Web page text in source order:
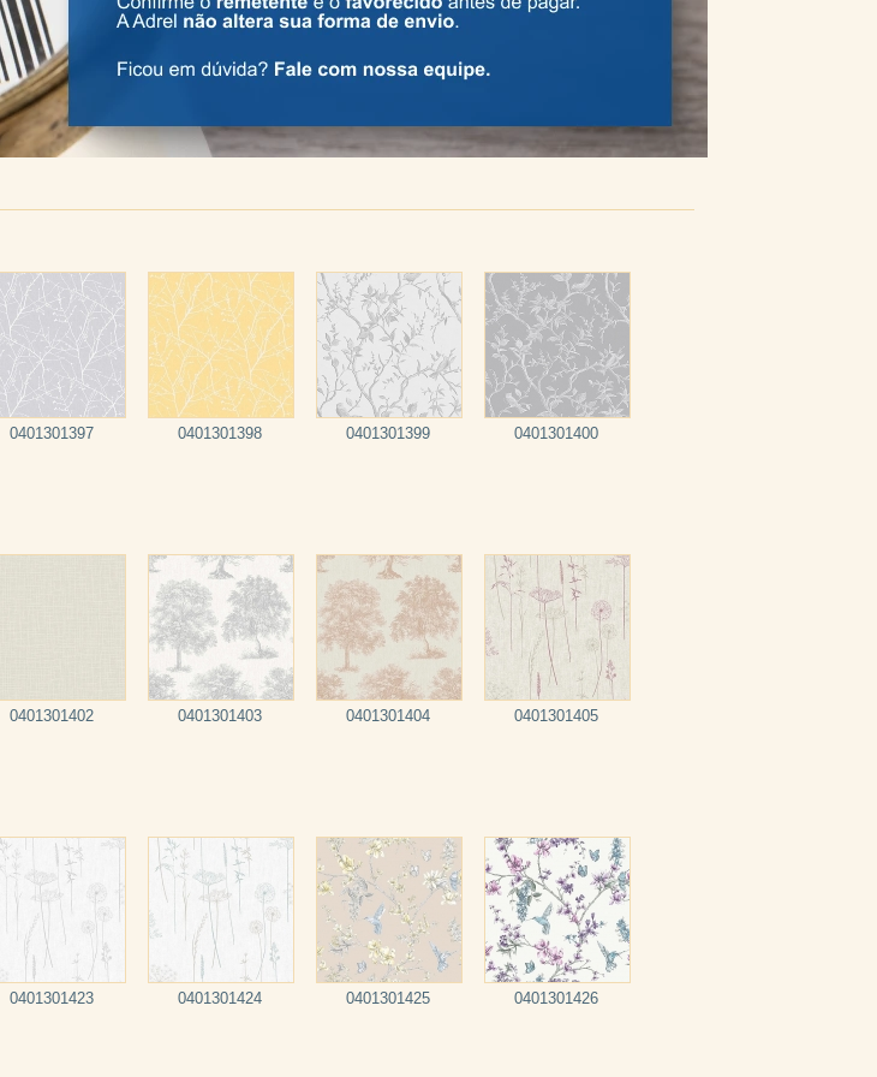
0401301397 0401301398 0401301399 0401301400
0401301402 0401301403 0401301404 0401301405
0401301423 0401301424 0401301425 0401301426